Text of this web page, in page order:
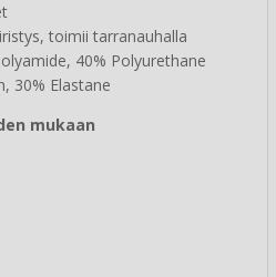
toimii tarranauhalla
40% Polyurethane
30% Elastane
mukaan